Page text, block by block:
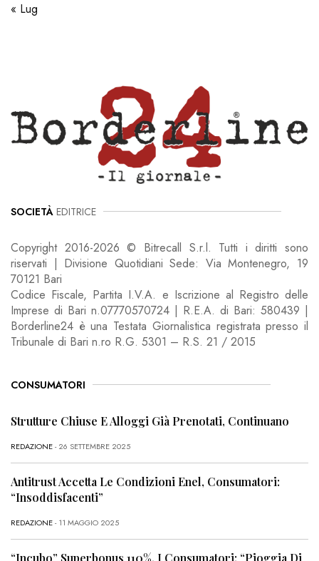
« Lug
SOCIETÀ EDITRICE
Copyright 2016-2026 © Bitrecall S.r.l. Tutti i diritti sono
riservati | Divisione Quotidiani Sede: Via Montenegro, 19
70121 Bari
Codice Fiscale, Partita I.V.A. e Iscrizione al Registro delle
Imprese di Bari n.07770570724 | R.E.A. di Bari: 580439 |
Borderline24 è una Testata Giornalistica registrata presso il
Tribunale di Bari n.ro R.G. 5301 – R.S. 21 / 2015
CONSUMATORI
Strutture Chiuse E Alloggi Già Prenotati, Continuano
REDAZIONE- 26 SETTEMBRE 2025
Antitrust Accetta Le Condizioni Enel, Consumatori:
“Insoddisfacenti”
REDAZIONE- 11 MAGGIO 2025